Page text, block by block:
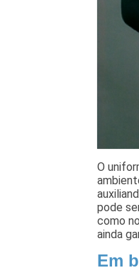
O
pode
como
ainda
Em